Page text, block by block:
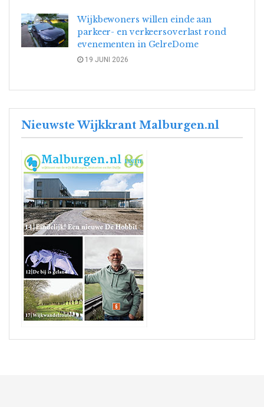
Wijkbewoners willen einde aan
parkeer- en verkeersoverlast rond
evenementen in GelreDome
19 JUNI 2026
Nieuwste Wijkkrant Malburgen.nl